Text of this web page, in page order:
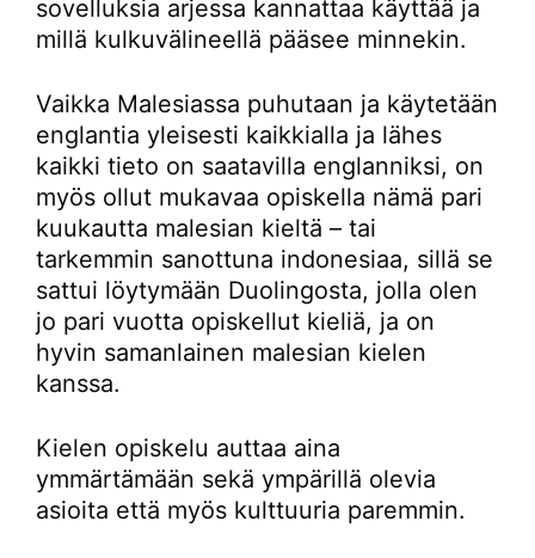
sovelluksia arjessa kannattaa käyttää ja
millä kulkuvälineellä pääsee minnekin.
Vaikka Malesiassa puhutaan ja käytetään
englantia yleisesti kaikkialla ja lähes
kaikki tieto on saatavilla englanniksi, on
myös ollut mukavaa opiskella nämä pari
kuukautta malesian kieltä – tai
tarkemmin sanottuna indonesiaa, sillä se
sattui löytymään Duolingosta, jolla olen
jo pari vuotta opiskellut kieliä, ja on
hyvin samanlainen malesian kielen
kanssa.
Kielen opiskelu auttaa aina
ymmärtämään sekä ympärillä olevia
asioita että myös kulttuuria paremmin.